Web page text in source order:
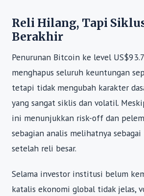
Reli Hilang, Tapi
Berakhir
Penurunan Bitcoin ke level
menghapus seluruh keuntungan
tetapi tidak mengubah karakter
yang sangat siklis dan volatil.
ini menunjukkan risk-off dan
sebagian analis melihatnya
setelah reli besar.
Selama investor institusi belum
katalis ekonomi global tidak jelas,